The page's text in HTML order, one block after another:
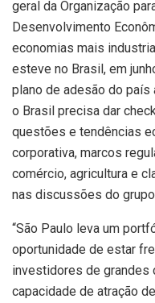
geral da Organização
Desenvolvimento
economias mais
esteve no Brasil, em
plano de adesão do
o Brasil precisa dar
questões e tendências
corporativa, marcos
comércio, agricultura e
nas discussões do
“São Paulo leva um
oportunidade de estar
investidores de grandes
capacidade de atração